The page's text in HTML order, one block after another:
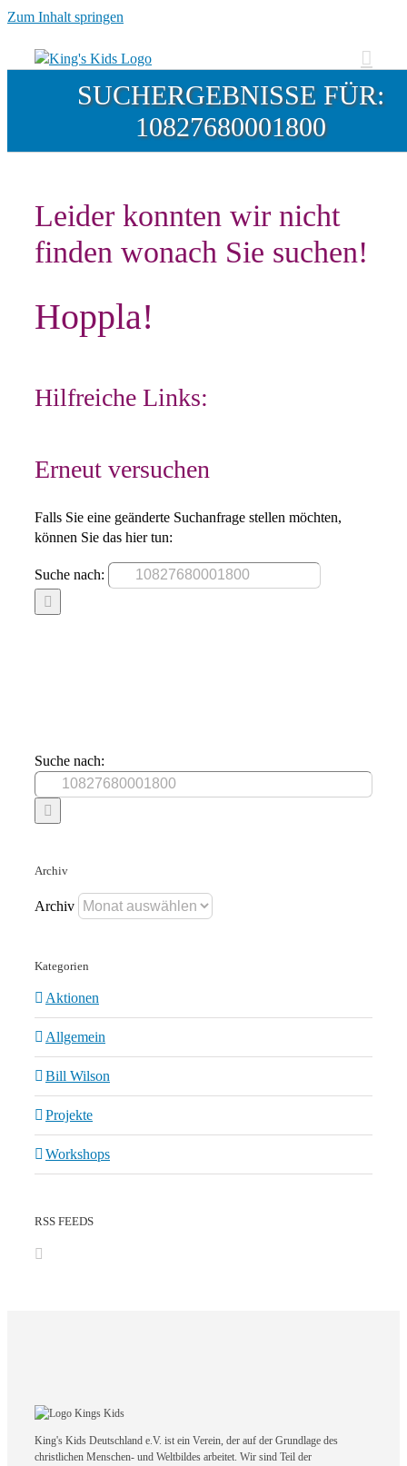
Zum Inhalt springen
SUCHERGEBNISSE FÜR:
10827680001800
Leider konnten wir nicht
finden wonach Sie suchen!
Hoppla!
Hilfreiche Links:
Erneut versuchen
Falls Sie eine geänderte Suchanfrage stellen möchten,
können Sie das hier tun:
Suche nach:
Suche nach:
Archiv
Archiv
Kategorien
Aktionen
Allgemein
Bill Wilson
Projekte
Workshops
RSS FEEDS
King's Kids Deutschland e.V. ist ein Verein, der auf der Grundlage des
christlichen Menschen- und Weltbildes arbeitet. Wir sind Teil der